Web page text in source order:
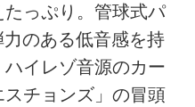
っぷり。管球式パ
のある低音感を持
イレゾ音源のカー
スチョンズ」の冒頭